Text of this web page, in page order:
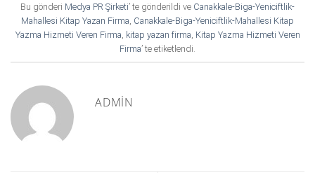
Bu gönderi Medya PR Şirketi’ te gönderildi ve Canakkale-Biga-Yeniciftlik-
Mahallesi Kitap Yazan Firma, Canakkale-Biga-Yeniciftlik-Mahallesi Kitap
Yazma Hizmeti Veren Firma, kitap yazan firma, Kitap Yazma Hizmeti Veren
Firma’ te etiketlendi.
ADMIN